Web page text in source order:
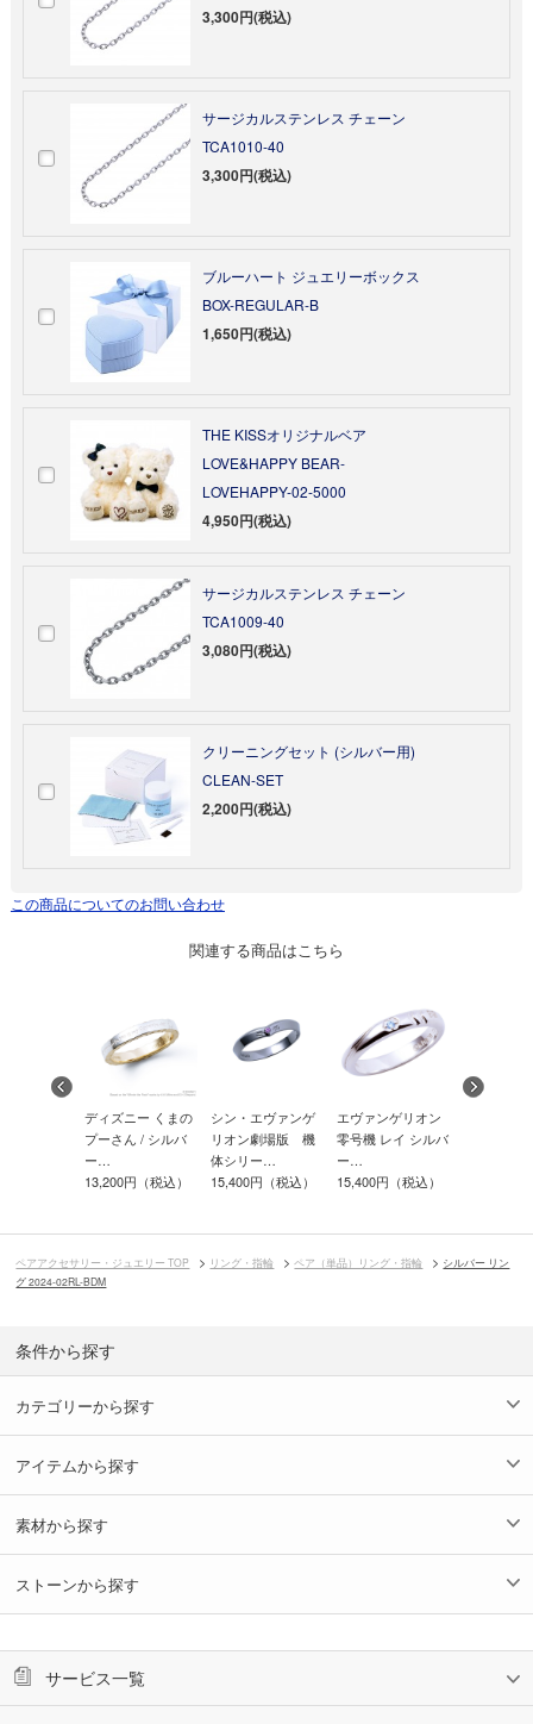
3,300円(税込)
サージカルステンレス チェーン
TCA1010-40
3,300円(税込)
ブルーハート ジュエリーボックス
BOX-REGULAR-B
1,650円(税込)
THE KISSオリジナルベア
LOVE&HAPPY BEAR-
LOVEHAPPY-02-5000
4,950円(税込)
サージカルステンレス チェーン
TCA1009-40
3,080円(税込)
クリーニングセット (シルバー用)
CLEAN-SET
2,200円(税込)
この商品についてのお問い合わせ
関連する商品はこちら
ディズニー くまの
プーさん / シルバ
ー…
13,200円（税込）
シン・エヴァンゲ
リオン劇場版 機
体シリー…
15,400円（税込）
エヴァンゲリオン
零号機 レイ シルバ
ー…
15,400円（税込）
ペアアクセサリー・ジュエリー TOP リング・指輪 ペア（単品）リング・指輪
シルバー リン
グ 2024-02RL-BDM
条件から探す
カテゴリーから探す
アイテムから探す
素材から探す
ストーンから探す
サービス一覧